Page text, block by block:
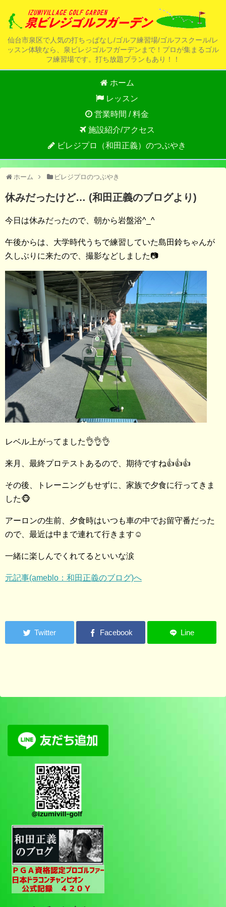
仙台市泉区で人気の打ちっぱなし/ゴルフ練習場/ゴルフスクール/レ
ッスン体験なら、泉ビレジゴルフガーデンまで！プロが集まるゴル
フ練習場です。打ち放題プランもあり！！
ホーム
レッスン
営業時間 / 料金
施設紹介/アクセス
ビレジプロ（和田正義）のつぶやき
ホーム ビレジプロのつぶやき
休みだったけど… (和田正義のブログより)
今日は休みだったので、朝から岩盤浴^_^
午後からは、大学時代うちで練習していた島田鈴ちゃんが
久しぶりに来たので、撮影などしました📷
レベル上がってました👌👌👌
来月、最終プロテストあるので、期待ですね👍👍👍
その後、トレーニングもせずに、家族で夕食に行ってきま
した🐵
アーロンの生前、夕食時はいつも車の中でお留守番だった
ので、最近は中まで連れて行きます☺️
一緒に楽しんでくれてるといいな涙
元記事(ameblo：和田正義のブログ)へ